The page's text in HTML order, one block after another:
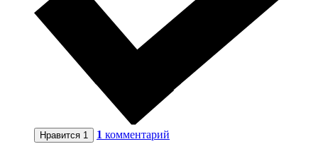
Нравится 1 1 комментарий